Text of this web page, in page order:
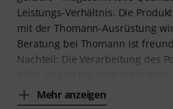
Leistungs-Verhältnis. Die
mit der Thomann-Ausrüstung
Beratung bei Thomann ist
Nachteil: Die Verarbeitung des
Mehr anzeigen